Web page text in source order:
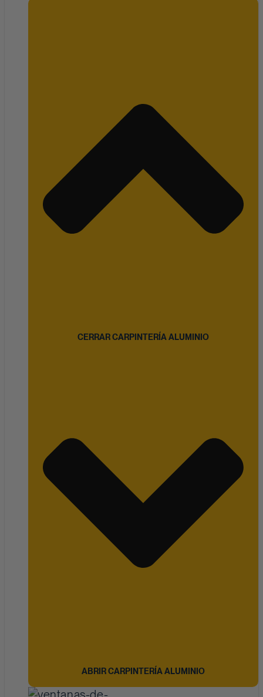
CERRAR CARPINTERÍA ALUMINIO
ABRIR CARPINTERÍA ALUMINIO